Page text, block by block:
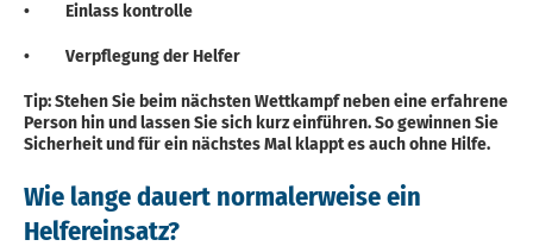
• Einlass kontrolle
• Verpflegung der Helfer
Tip: Stehen Sie beim nächsten Wettkampf neben eine erfahrene
Person hin und lassen Sie sich kurz einführen. So gewinnen Sie
Sicherheit und für ein nächstes Mal klappt es auch ohne Hilfe.
Wie lange dauert normalerweise ein
Helfereinsatz?